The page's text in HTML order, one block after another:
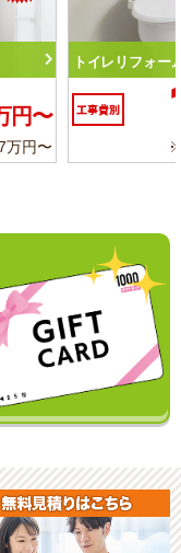
台リフォーム
6.2万円〜